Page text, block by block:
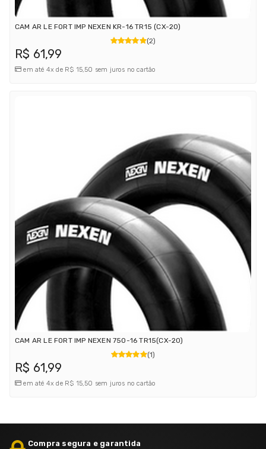
CAM AR LE FORT IMP NEXEN KR-16 TR15 (CX-20)
(2)
R$ 61,99
em até 4x de R$ 15,50 sem juros no cartão
CAM AR LE FORT IMP NEXEN 750-16 TR15(CX-20)
(1)
R$ 61,99
em até 4x de R$ 15,50 sem juros no cartão
Compra segura e garantida